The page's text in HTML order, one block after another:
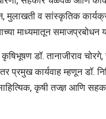
मुलाखती व सांस्कृतिक
माध्यमातून समाजप्रबोधन
डॉ. तानाजीराव
तर प्रमुख कार्यवाह म्हणून
कृषी तज्ज्ञ आणि